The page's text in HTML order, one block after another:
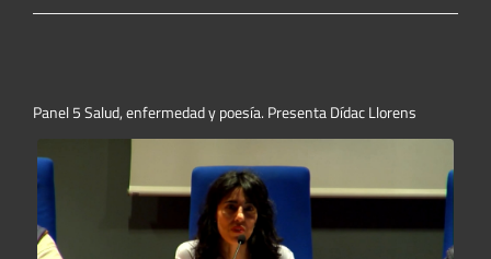
Panel 5 Salud, enfermedad y poesía. Presenta Dídac Llorens